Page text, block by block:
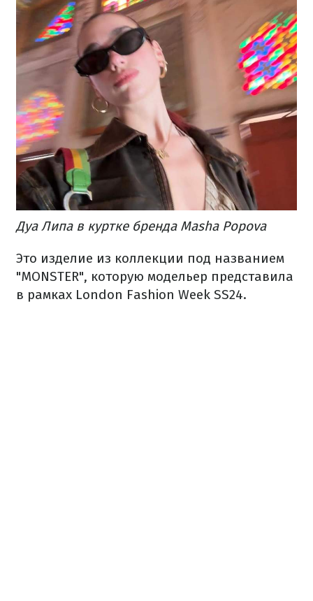
Дуа Липа в куртке бренда Masha Popova
Это изделие из коллекции под названием
"MONSTER", которую модельер представила
в рамках London Fashion Week SS24.